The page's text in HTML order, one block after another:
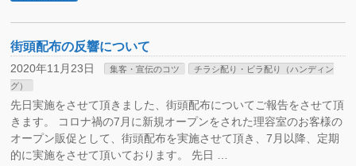
街頭配布の反響について
2020年11月23日 集客・宣伝のコツ
チラシ配り・ビラ配り（ハンディン
グ）
先日実施をさせて頂きました、街頭配布についてご報告をさせて頂
きます。 コロナ禍の7月に新規オープンをされた理容室のお客様の
オープン販促として、街頭配布を実施させて頂き、7月以降、定期
的に実施をさせて頂いております。 先日 …